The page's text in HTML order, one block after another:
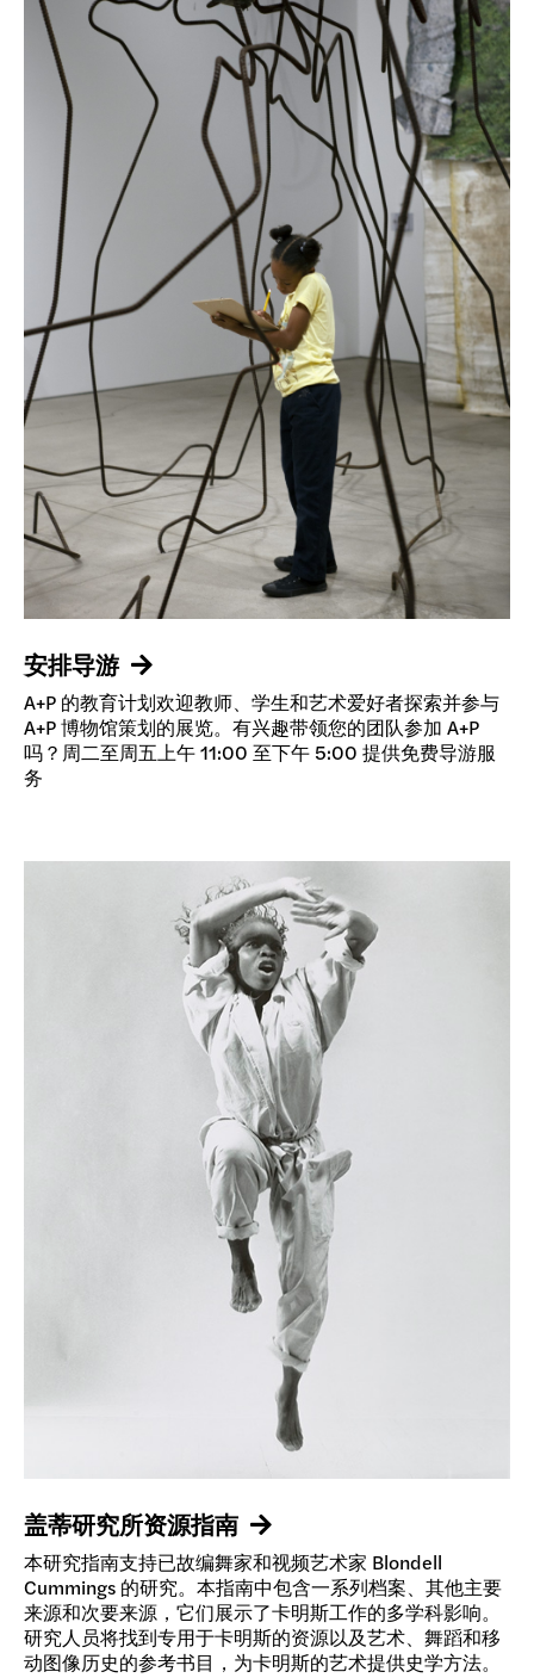
安排导游
A+P 的教育计划欢迎教师、学生和艺术爱好者探索并参与
A+P 博物馆策划的展览。有兴趣带领您的团队参加 A+P
吗？周二至周五上午 11:00 至下午 5:00 提供免费导游服
务
盖蒂研究所资源指南
本研究指南支持已故编舞家和视频艺术家 Blondell
Cummings 的研究。本指南中包含一系列档案、其他主要
来源和次要来源，它们展示了卡明斯工作的多学科影响。
研究人员将找到专用于卡明斯的资源以及艺术、舞蹈和移
动图像历史的参考书目，为卡明斯的艺术提供史学方法。